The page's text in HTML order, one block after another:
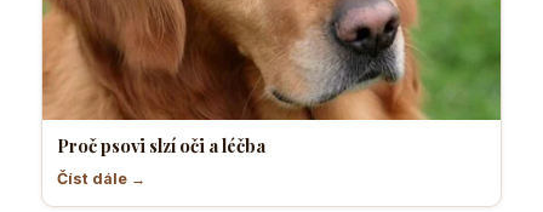
Proč psovi slzí oči a léčba
Číst dále →